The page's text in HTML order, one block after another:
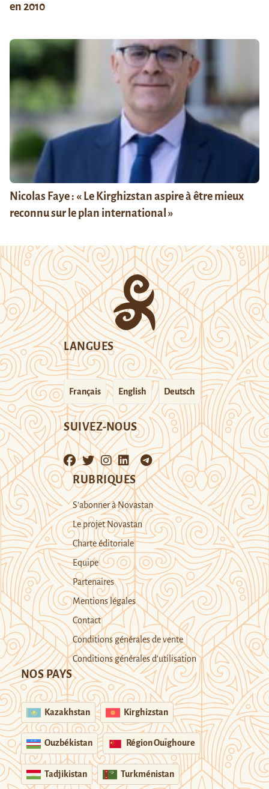
en 2010
Nicolas Faye : « Le Kirghizstan aspire à être mieux
reconnu sur le plan international »
LANGUES
Français English Deutsch
SUIVEZ-NOUS
RUBRIQUES
S’abonner à Novastan
Le projet Novastan
Charte éditoriale
Equipe
Partenaires
Mentions légales
Contact
Conditions générales de vente
Conditions générales d’utilisation
NOS PAYS
Kazakhstan Kirghizstan
Ouzbékistan Région Ouïghoure
Tadjikistan Turkménistan